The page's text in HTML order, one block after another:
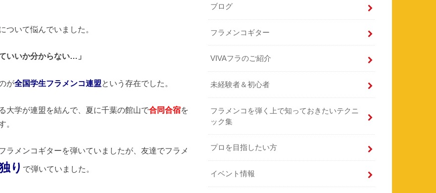
ついて悩んでいました。
いいか分からない…」
が全国学生フラメンコ連盟 という存在でした。
大学が連盟を結んで、夏に千葉の館山で合同合宿を
。
ラメンコギターを弾いていましたが、友達でフラメ
り で弾いていました。
ブログ
フラメンコギター
VIVAフラのご紹介
未経験者＆初心者
フラメンコを弾く上で知っておきたいテクニ
ック集
プロを目指したい方
イベント情報